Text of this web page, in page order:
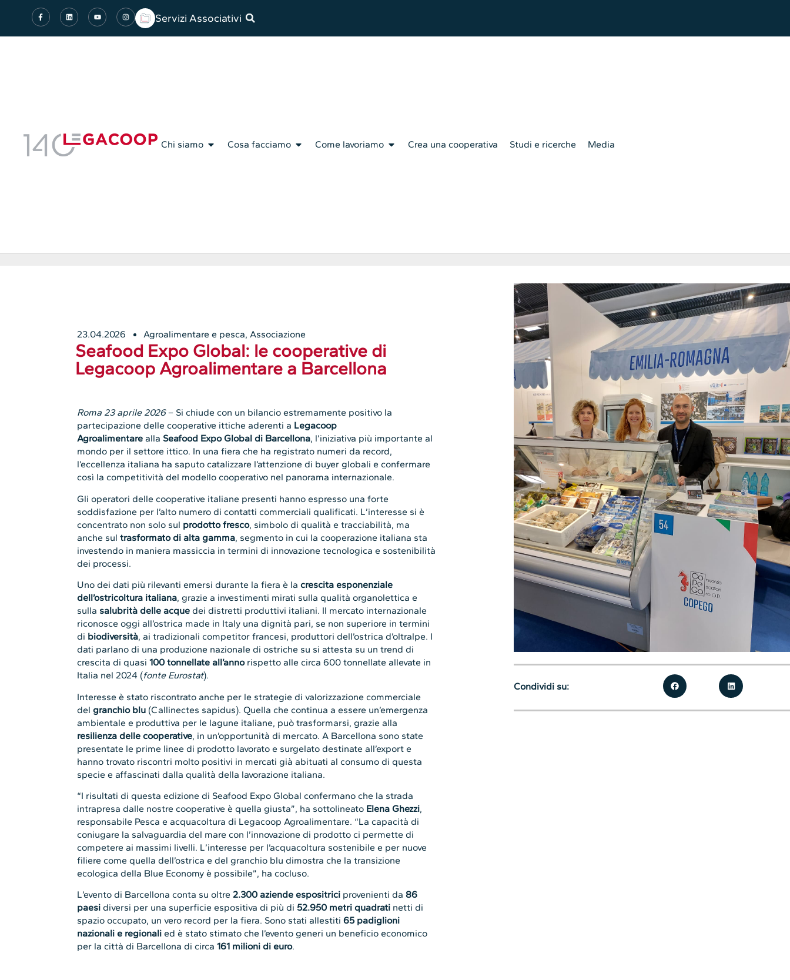
Servizi Associativi
Chi siamo Cosa facciamo Come lavoriamo Crea una cooperativa Studi e ricerche Media
23.04.2026 Agroalimentare e pesca,Associazione
Seafood Expo Global: le cooperative di
Legacoop Agroalimentare a Barcellona
Roma 23 aprile 2026– Si chiude con un bilancio estremamente positivo la
partecipazione delle cooperative ittiche aderenti a Legacoop
Agroalimentare alla Seafood Expo Global di Barcellona, l’iniziativa più importante al
mondo per il settore ittico. In una fiera che ha registrato numeri da record,
l’eccellenza italiana ha saputo catalizzare l’attenzione di buyer globali e confermare
così la competitività del modello cooperativo nel panorama internazionale.
Gli operatori delle cooperative italiane presenti hanno espresso una forte
soddisfazione per l’alto numero di contatti commerciali qualificati. L’interesse si è
concentrato non solo sul prodotto fresco, simbolo di qualità e tracciabilità, ma
anche sultrasformato di alta gamma, segmento in cui la cooperazione italiana sta
investendo in maniera massiccia in termini di innovazione tecnologica e sostenibilità
dei processi.
Uno dei dati più rilevanti emersi durante la fiera è lacrescita esponenziale
dell’ostricoltura italiana, grazie a investimenti mirati sulla qualità organolettica e
sulla salubrità delle acquedei distretti produttivi italiani. Il mercato internazionale
riconosce oggi all’ostrica made in Italy una dignità pari, se non superiore in termini
di biodiversità, ai tradizionali competitor francesi, produttori dell’ostrica d’oltralpe. I
dati parlano di una produzione nazionale di ostriche su si attesta su un trend di
crescita di quasi100 tonnellate all’anno rispetto alle circa 600 tonnellate allevate in
Italia nel 2024 (fonte Eurostat).
Interesse è stato riscontrato anche per le strategie di valorizzazione commerciale
delgranchio blu (Callinectes sapidus). Quella che continua a essere un’emergenza
ambientale e produttiva per le lagune italiane, può trasformarsi, grazie alla
resilienza delle cooperative, in un’opportunità di mercato. A Barcellona sono state
presentate le prime linee di prodotto lavorato e surgelato destinate all’export e
hanno trovato riscontri molto positivi in mercati già abituati al consumo di questa
specie e affascinati dalla qualità della lavorazione italiana.
“I risultati di questa edizione di Seafood Expo Global confermano che la strada
intrapresa dalle nostre cooperative è quella giusta”, ha sottolineato Elena Ghezzi,
responsabile Pesca e acquacoltura di Legacoop Agroalimentare. “La capacità di
coniugare la salvaguardia del mare con l’innovazione di prodotto ci permette di
competere ai massimi livelli. L’interesse per l’acquacoltura sostenibile e per nuove
filiere come quella dell’ostrica e del granchio blu dimostra che la transizione
ecologica della Blue Economy è possibile”, ha cocluso.
L’evento di Barcellona conta su oltre2.300 aziende espositrici provenienti da86
paesidiversi per una superficie espositiva di più di 52.950 metri quadrati netti di
spazio occupato, un vero record per la fiera. Sono stati allestiti65 padiglioni
nazionali e regionali ed è stato stimato che l’evento generi un beneficio economico
per la città di Barcellona di circa161 milioni di euro.
Condividi su: